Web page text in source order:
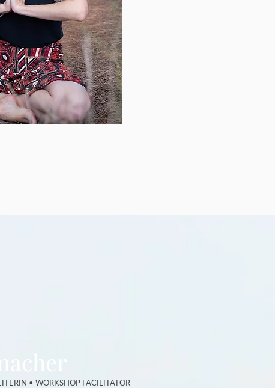
• WORKSHOP FACILITATOR